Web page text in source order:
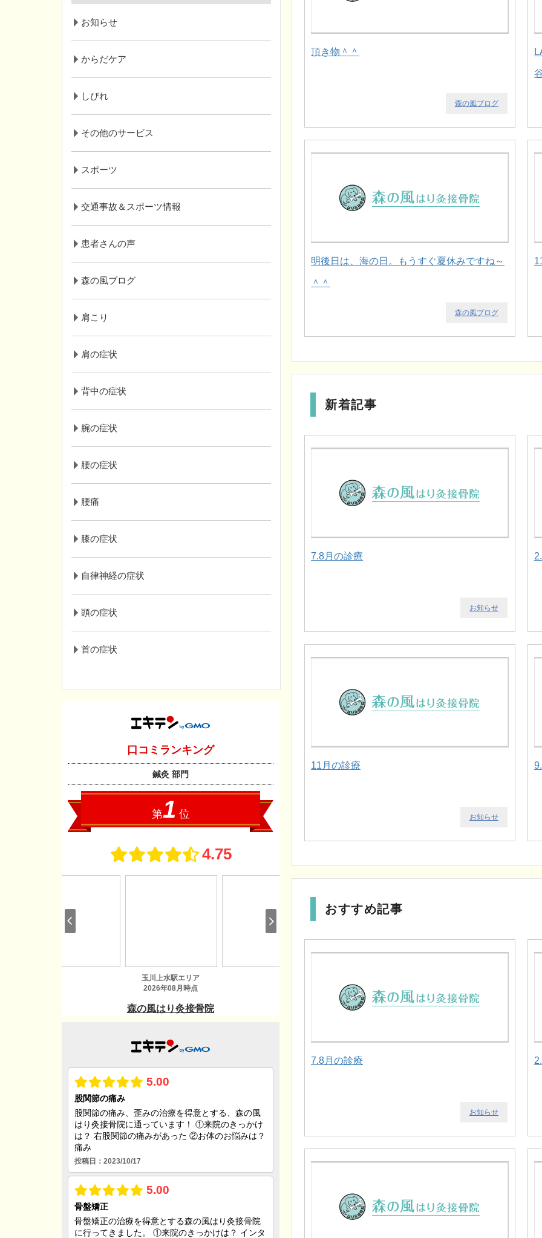
頂き物＾＾
森の風ブログ
明後日は、海の日。もうすぐ夏休みですね～
＾＾
森の風ブログ
新着記事
7.8月の診療
お知らせ
11月の診療
お知らせ
おすすめ記事
7.8月の診療
お知らせ
お知らせ
からだケア
しびれ
その他のサービス
スポーツ
交通事故＆スポーツ情報
患者さんの声
森の風ブログ
肩こり
肩の症状
背中の症状
腕の症状
腰の症状
腰痛
膝の症状
自律神経の症状
頭の症状
首の症状